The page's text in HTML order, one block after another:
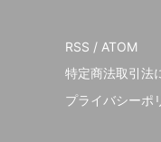
RSS / ATOM
特定商法取引法
プライバシーポ